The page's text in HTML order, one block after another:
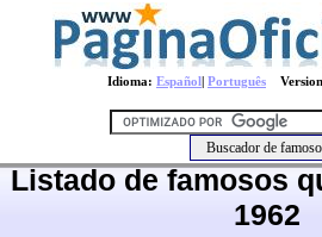
Idioma: Español| Português
Listado de famosos
1962